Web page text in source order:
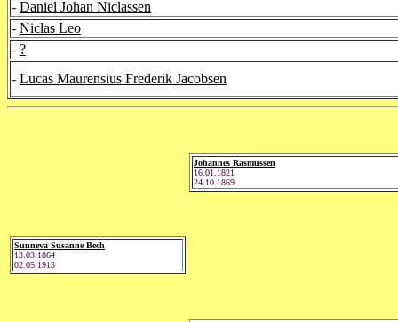
- Daniel Johan Niclassen
- Niclas Leo
- ?
- Lucas Maurensius Frederik Jacobsen
Sunneva Susanne Bech
13.03.1864
02.05.1913
Johannes Rasmussen
16.01.1821
24.10.1869